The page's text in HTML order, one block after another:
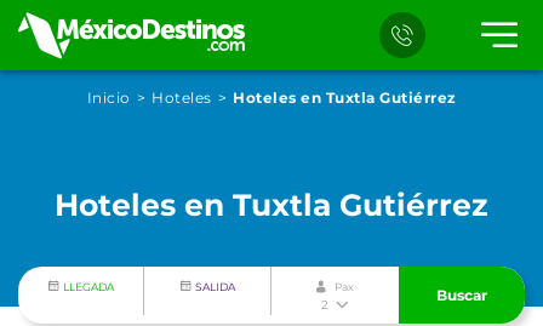
Inicio Hoteles Hoteles en Tuxtla Gutiérrez
Hoteles en Tuxtla Gutiérrez
LLEGADA SALIDA Pax
2
Buscar